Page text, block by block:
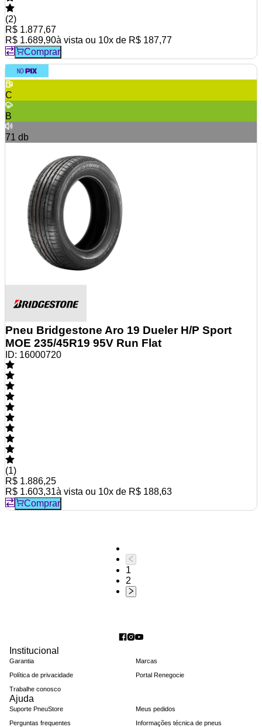
(2)
R$ 1.877,67
R$ 1.689,90à vista ou 10x de R$ 187,77
Comprar
C
B
71 db
Pneu Bridgestone Aro 19 Dueler H/P Sport
MOE 235/45R19 95V Run Flat
ID: 16000720
(1)
R$ 1.886,25
R$ 1.603,31à vista ou 10x de R$ 188,63
Comprar
1
2
Institucional
Garantia
Política de privacidade
Trabalhe conosco
Marcas
Portal Renegocie
Ajuda
Suporte PneuStore
Perguntas frequentes
Meus pedidos
Informações técnica de pneus